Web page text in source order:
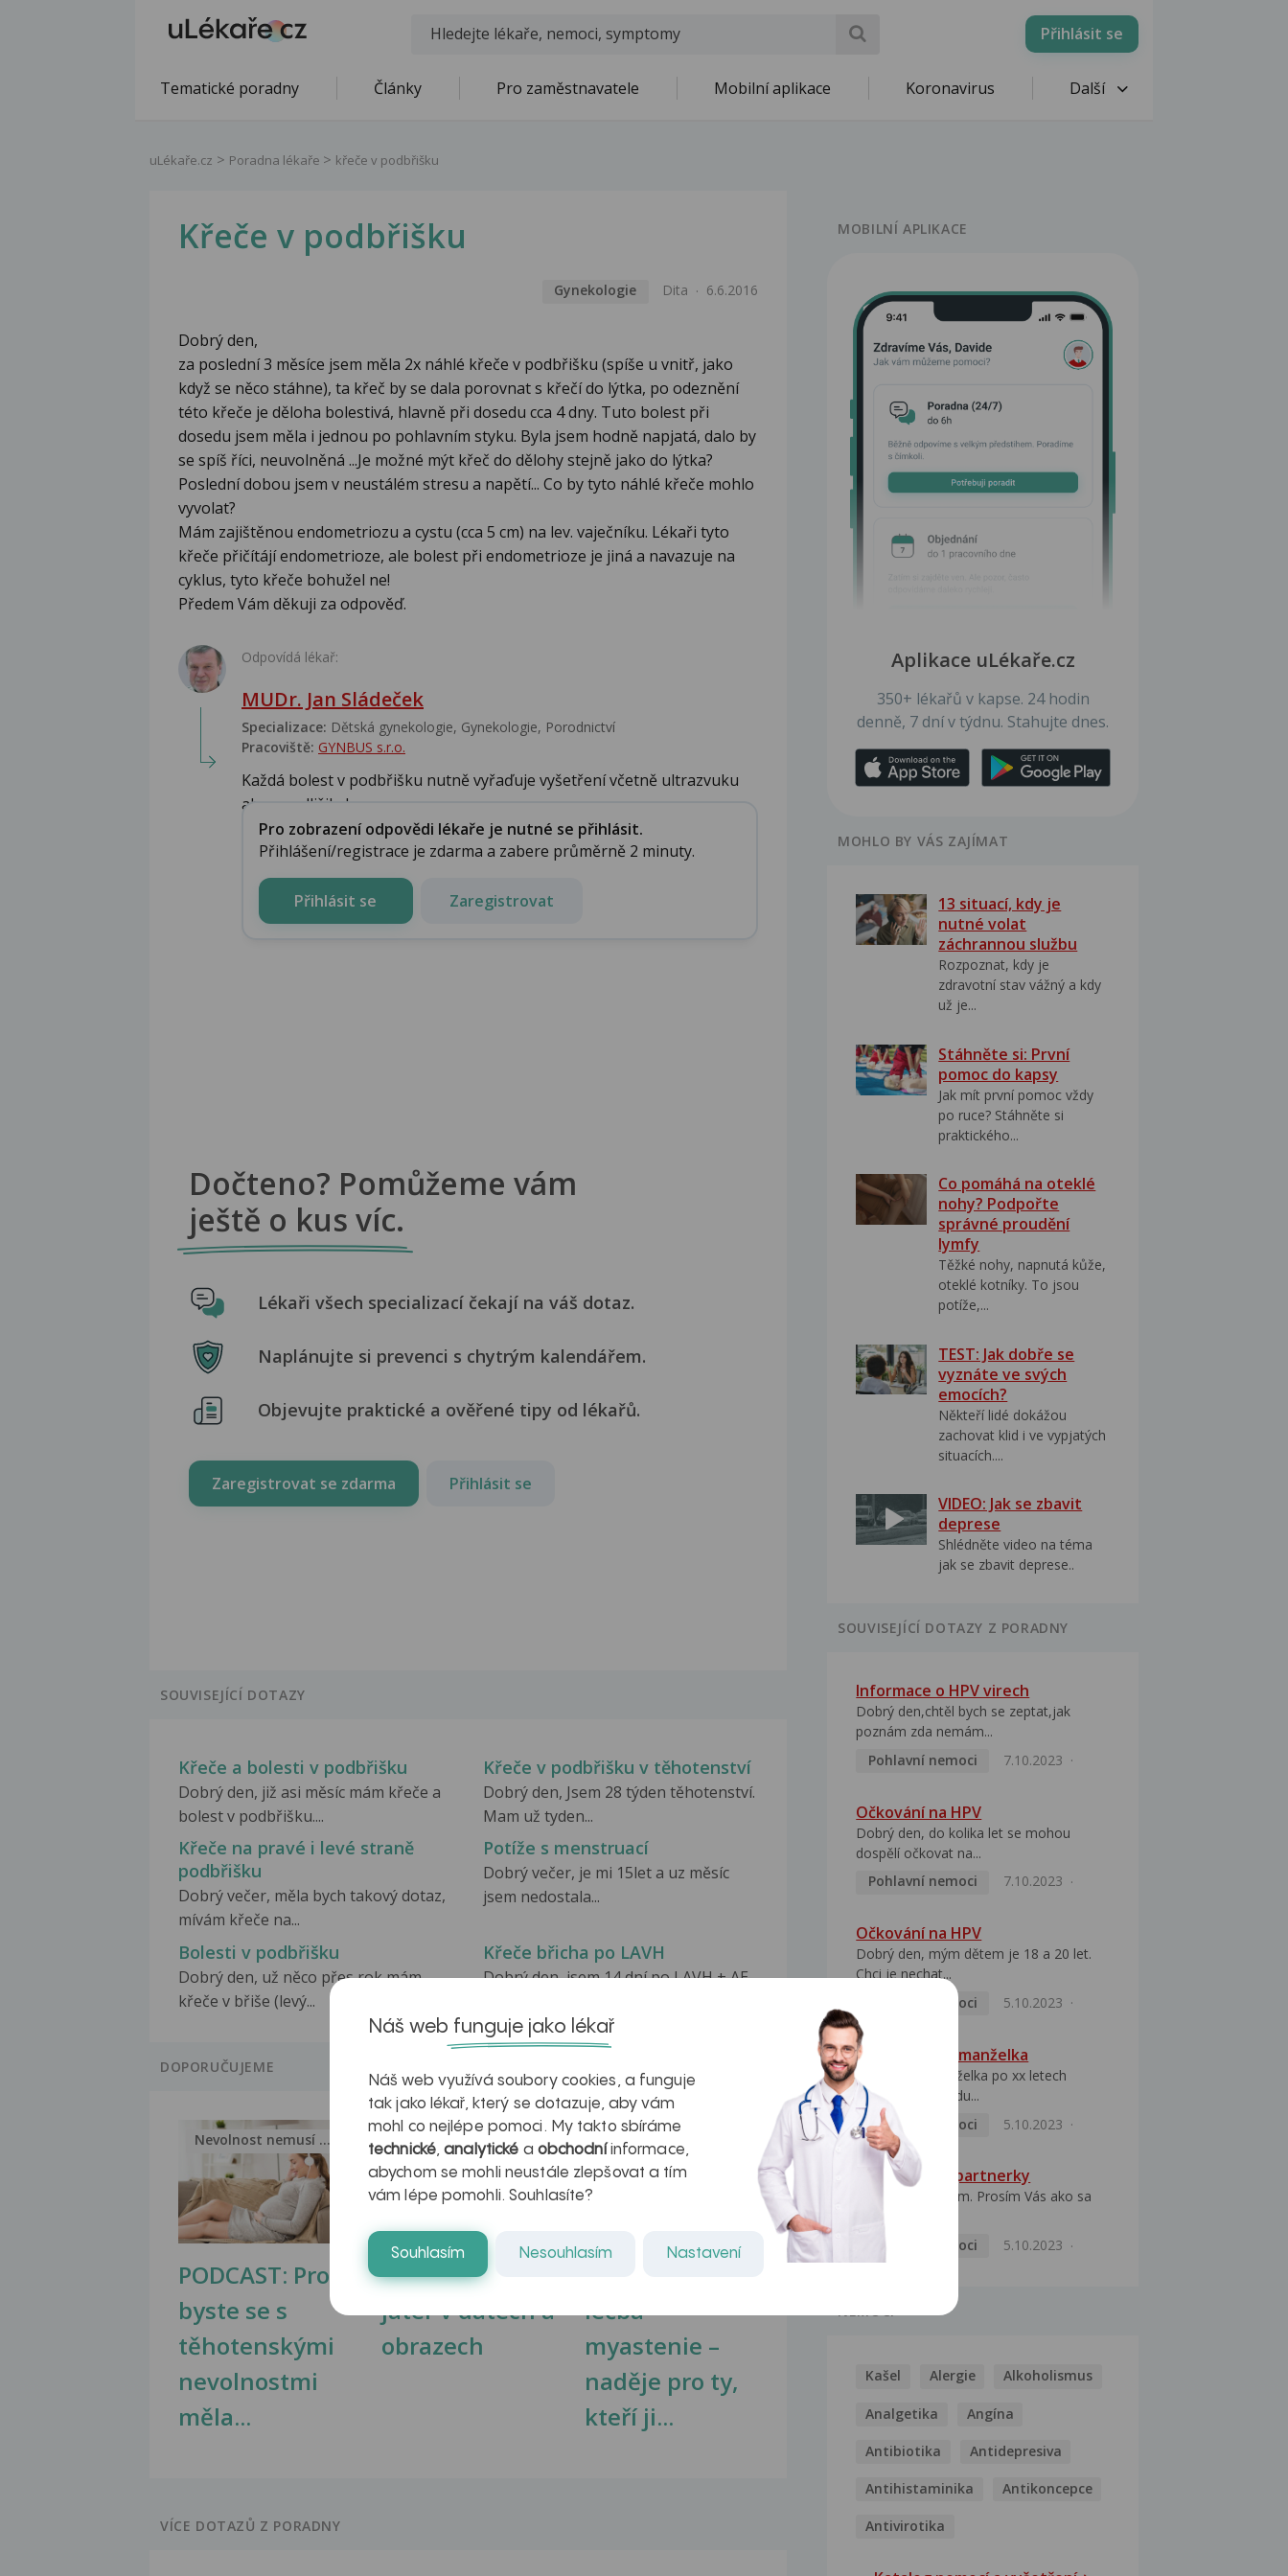
Přihlásit se
Tematické poradny Články Pro zaměstnavatele Mobilní aplikace Koronavirus Další
uLékaře.cz Poradna lékaře křeče v podbřišku
Křeče v podbřišku
Gynekologie Dita 6.6.2016
Dobrý den,
za poslední 3 měsíce jsem měla 2x náhlé křeče v podbřišku (spíše u vnitř, jako
když se něco stáhne), ta křeč by se dala porovnat s křečí do lýtka, po odeznění
této křeče je děloha bolestivá, hlavně při dosedu cca 4 dny. Tuto bolest při
dosedu jsem měla i jednou po pohlavním styku. Byla jsem hodně napjatá, dalo by
se spíš říci, neuvolněná ...Je možné mýt křeč do dělohy stejně jako do lýtka?
Poslední dobou jsem v neustálém stresu a napětí... Co by tyto náhlé křeče mohlo
vyvolat?
Mám zajištěnou endometriozu a cystu (cca 5 cm) na lev. vaječníku. Lékaři tyto
křeče přičítájí endometrioze, ale bolest při endometrioze je jiná a navazuje na
cyklus, tyto křeče bohužel ne!
Předem Vám děkuji za odpověď.
Odpovídá lékař:
MUDr. Jan Sládeček
Specializace: Dětská gynekologie, Gynekologie, Porodnictví
Pracoviště: GYNBUS s.r.o.
Každá bolest v podbřišku nutně vyřaďuje vyšetření včetně ultrazvuku
aby se odlišila ban...
Pro zobrazení odpovědi lékaře je nutné se přihlásit.
Přihlášení/registrace je zdarma a zabere průměrně 2 minuty.
Přihlásit se Zaregistrovat
Dočteno? Pomůžeme vám
ještě o kus víc.
Lékaři všech specializací čekají na váš dotaz.
Naplánujte si prevenci s chytrým kalendářem.
Objevujte praktické a ověřené tipy od lékařů.
Zaregistrovat se zdarma Přihlásit se
SOUVISEJÍCÍ DOTAZY
Křeče a bolesti v podbřišku
Dobrý den, již asi měsíc mám křeče a
bolest v podbřišku....
Křeče v podbřišku v těhotenství
Dobrý den, Jsem 28 týden těhotenství.
Mam už tyden...
Křeče na pravé i levé straně
podbřišku
Dobrý večer, měla bych takový dotaz,
mívám křeče na...
Potíže s menstruací
Dobrý večer, je mi 15let a uz měsíc
jsem nedostala...
Bolesti v podbřišku
Dobrý den, už něco přes rok mám
křeče v břiše (levý...
Křeče břicha po LAVH
Dobrý den, jsem 14 dní po LAVH + AE
DOPORUČUJEME
PODCAST: Proč
byste se s
těhotenskými
nevolnostmi
měla...
Nevolnost nemusí být nutnou...
Ztukovatění
jater v datech a
obrazech
Jak na zdravá játra?
léčba
myastenie –
naděje pro ty,
kteří ji...
VÍCE DOTAZŮ Z PORADNY
MOBILNÍ APLIKACE
Aplikace uLékaře.cz
350+ lékařů v kapse. 24 hodin
denně, 7 dní v týdnu. Stahujte dnes.
MOHLO BY VÁS ZAJÍMAT
13 situací, kdy je
nutné volat
záchrannou službu
Rozpoznat, kdy je
zdravotní stav vážný a kdy
už je...
Stáhněte si: První
pomoc do kapsy
Jak mít první pomoc vždy
po ruce? Stáhněte si
praktického...
Co pomáhá na oteklé
nohy? Podpořte
správné proudění
lymfy
Těžké nohy, napnutá kůže,
oteklé kotníky. To jsou
potíže,...
TEST: Jak dobře se
vyznáte ve svých
emocích?
Někteří lidé dokážou
zachovat klid i ve vypjatých
situacích....
VIDEO: Jak se zbavit
deprese
Shlédněte video na téma
jak se zbavit deprese..
SOUVISEJÍCÍ DOTAZY Z PORADNY
Informace o HPV virech
Dobrý den,chtěl bych se zeptat,jak
poznám zda nemám...
Pohlavní nemoci
7.10.2023
Očkování na HPV
Dobrý den, do kolika let se mohou
dospělí očkovat na...
Pohlavní nemoci
7.10.2023
Očkování na HPV
Dobrý den, mým dětem je 18 a 20 let.
Chci je nechat...
Pohlavní nemoci
5.10.2023
HPV pozitivní manželka
Dobrý den, manželka po xx letech
přivezla z Východu...
Pohlavní nemoci
5.10.2023
HPV typ 52 u partnerky
Dobrý deň prajem. Prosím Vás ako sa
Pohlavní nemoci
5.10.2023
NEMOCI
Kašel Alergie Alkoholismus
Analgetika Angína
Antibiotika Antidepresiva
Antihistaminika Antikoncepce
Antivirotika
Náš web funguje jako lékař
Náš web využívá soubory cookies, a funguje
tak jako lékař, který se dotazuje, aby vám
mohl co nejlépe pomoci. My takto sbíráme
technické,analytické a obchodníinformace,
abychom se mohli neustále zlepšovat a tím
vám lépe pomohli. Souhlasíte?
Souhlasím Nesouhlasím Nastavení